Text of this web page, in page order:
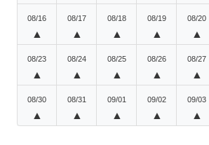
08/16
▲
08/17
▲
08/18
▲
08/19
▲
08/20
▲
08/23
▲
08/24
▲
08/25
▲
08/26
▲
08/27
▲
08/30
▲
08/31
▲
09/01
▲
09/02
▲
09/03
▲